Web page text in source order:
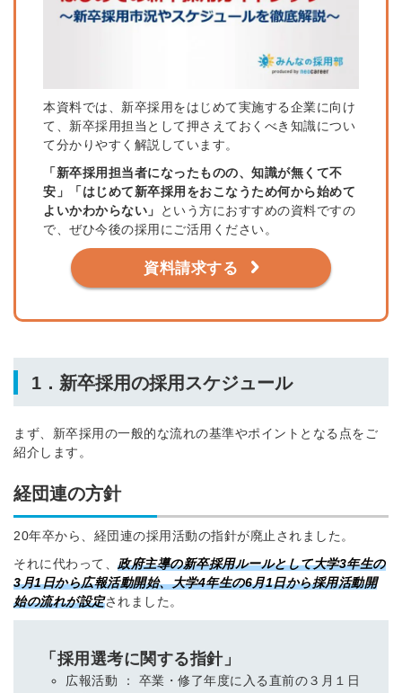
本資料では、新卒採用をはじめて実施する企業に向け
て、新卒採用担当として押さえておくべき知識につい
て分かりやすく解説しています。
「新卒採用担当者になったものの、知識が無くて不
安」「はじめて新卒採用をおこなうため何から始めて
よいかわからない」
という方におすすめの資料ですの
で、ぜひ今後の採用にご活用ください。
資料請求する
1．新卒採用の採用スケジュール
まず、新卒採用の一般的な流れの基準やポイントとなる点をご
紹介します。
経団連の方針
20年卒から、経団連の採用活動の指針が廃止されました。
それに代わって、 政府主導の新卒採用ルールとして大学3年生の
3月1日から広報活動開始、大学4年生の6月1日から採用活動開
始の流れが設定されました。
「採用選考に関する指針」
広報活動 ： 卒業・修了年度に入る直前の３月１日